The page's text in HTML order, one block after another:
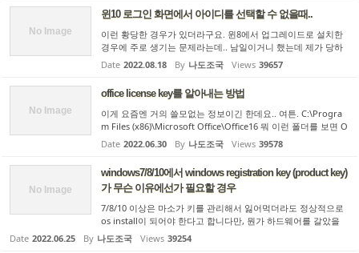
No Image
윈10 로그인 화면에서 아이디를 선택할 수 없을때..
이런 황당한 경우가 있더라구요. 윈8에서 업그레이드로 설치한
경우에 주로 생기는 문제라는데.. 남일이거니 했는데 제가 당하
니 살짝 당황하게 됩니다. 근본적인 해결책은 아직은 모르고요..
임시 해결책만 알았습니다. 현재 설정된 아이디로만 로그인이 되
Date 2022.08.18 By 나도조국 Views 39657
No Image
office license key를 알아내는 방법
이게 요즘엔 거의 쓸모없는 정보이긴 한데요.. 여튼. C:\Progra
m Files (x86)\Microsoft Office\Office16 뭐 이런 폴더를 보면 O
SPP.VBS (모두 대문자.. 첫글자는 알파벳 오 입니다. 5가 아니고
영도 아니고요)라는 파일이 있습니다. 이넘을.. cscript "C:\Pro...
Date 2022.06.30 By 나도조국 Views 39578
No Image
windows7/8/10에서 windows registration key (product key)
가 무슨 이유에선가 필요할 경우
7/8/10 이상은 마소가 키를 관리해서 잃어먹더라도 정상적으로
os install이 되어야 한다고 합니다만, 뭔가 하드웨어를 갈았을
경우 문제가 생기는 경우가 있습니다. 물론 그런 경우에도 마소
에 전화해서 해결하면 보통 되긴 하는데 그게 귀찮다면.. produc
Date 2022.06.25 By 나도조국 Views 39254